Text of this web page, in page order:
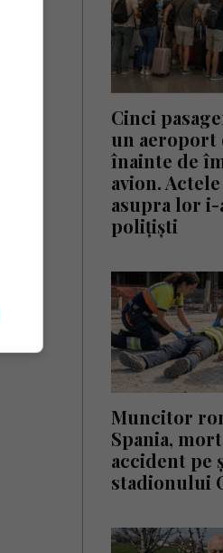
Cinci
un aeroport
înainte de
avion.
asupra lor
polițiști
Muncitor
Spania,
accident pe
stadionului